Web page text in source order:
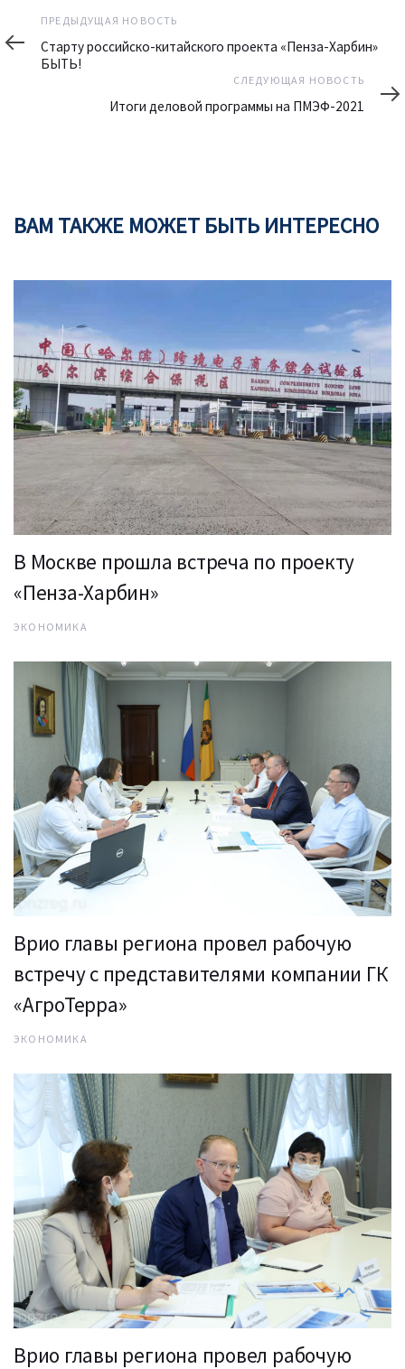
Предыдущая
новость
ПРЕДЫДУЩАЯ НОВОСТЬ
Старту российско-китайского проекта «Пенза-Харбин»
БЫТЬ!
новость
СЛЕДУЮЩАЯ НОВОСТЬ
Итоги деловой программы на ПМЭФ-2021
ВАМ ТАКЖЕ МОЖЕТ БЫТЬ ИНТЕРЕСНО
В Москве прошла встреча по проекту
«Пенза-Харбин»
ЭКОНОМИКА
Врио главы региона провел рабочую
встречу с представителями компании ГК
«АгроТерра»
ЭКОНОМИКА
Врио главы региона провел рабочую